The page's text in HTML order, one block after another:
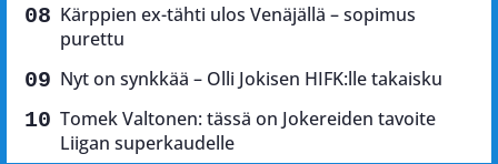
Kärppien ex-tähti ulos Venäjällä – sopimus
purettu
Nyt on synkkää – Olli Jokisen HIFK:lle takaisku
Tomek Valtonen: tässä on Jokereiden tavoite
Liigan superkaudelle